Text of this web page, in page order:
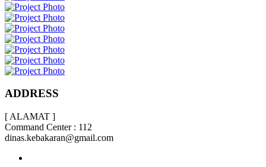
ADDRESS
[ ALAMAT ]
Command Center : 112
dinas.kebakaran@gmail.com